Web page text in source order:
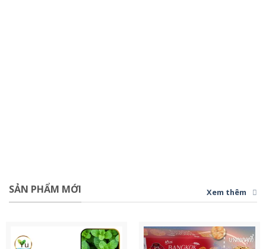
SẢN PHẨM MỚI Xem thêm